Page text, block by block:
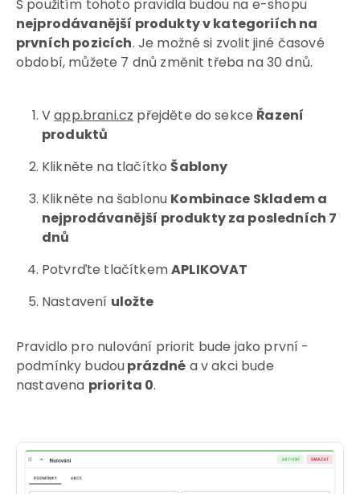
S použitím tohoto pravidla budou na e-shopu
nejprodávanější produkty v kategoriích na
prvních pozicích. Je možné si zvolit jiné časové
období, můžete 7 dnů změnit třeba na 30 dnů.
Vapp.brani.cz přejděte do sekce Řazení
produktů
Klikněte na tlačítkoŠablony
Klikněte na šablonu Kombinace Skladem a
nejprodávanější produkty za posledních 7
dnů
Potvrďte tlačítkemAPLIKOVAT
Nastavení uložte
Pravidlo pro nulování priorit bude jako první -
podmínky budouprázdné a v akci bude
nastavena priorita 0.